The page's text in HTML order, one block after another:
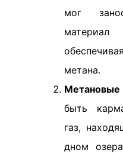
мог
метана.
быть
газ,
дном